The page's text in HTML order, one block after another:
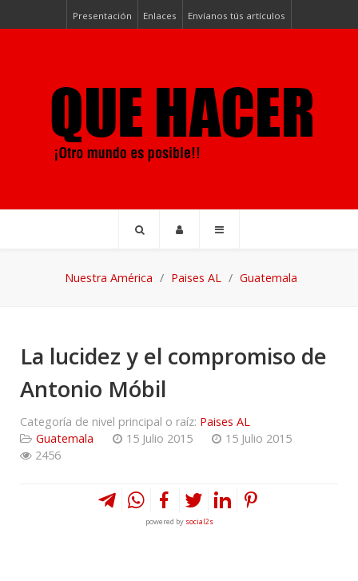
Presentación Enlaces Envíanos tús artículos
Nuestra América Paises AL Guatemala
La lucidez y el compromiso de
Antonio Móbil
Categoría de nivel principal o raíz: Paises AL
Guatemala
15 Julio 2015
15 Julio 2015
2456
powered by social2s